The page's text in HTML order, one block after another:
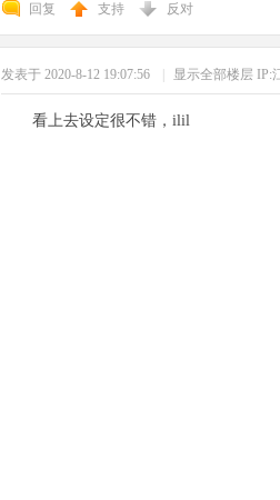
回复 支持 反对
发表于 2020-8-12 19:07:56 显示全部楼层 IP:
看上去设定很不错，ilil